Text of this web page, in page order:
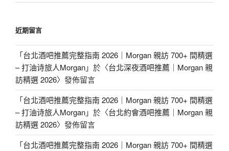
近期留言
「台北酒吧推薦完整指南 2026｜Morgan 親訪 700+ 間精選
– 打油诗旅人Morgan」於〈台北深夜酒吧推薦｜Morgan 親
訪精選 2026〉發佈留言
「台北酒吧推薦完整指南 2026｜Morgan 親訪 700+ 間精選
– 打油诗旅人Morgan」於〈台北約會酒吧推薦｜Morgan 親
訪精選 2026〉發佈留言
「台北酒吧推薦完整指南 2026｜Morgan 親訪 700+ 間精選